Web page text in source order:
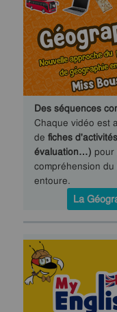
Des séquences
Chaque vidéo est
de fiches
évaluation…) pour
compréhension
entoure.
La